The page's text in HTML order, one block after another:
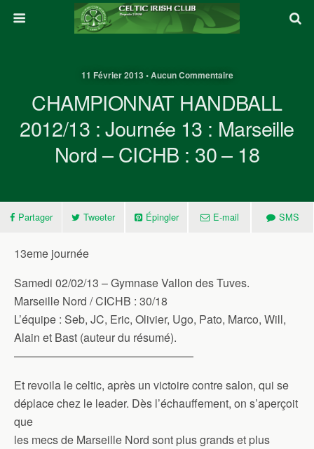
11 Février 2013 • Aucun Commentaire
CHAMPIONNAT HANDBALL
2012/13 : Journée 13 : Marseille
Nord – CICHB : 30 – 18
Partager Tweeter Épingler E-mail SMS
13eme journée
Samedi 02/02/13 – Gymnase Vallon des Tuves.
Marseille Nord / CICHB : 30/18
L’équipe : Seb, JC, Eric, Olivier, Ugo, Pato, Marco, Will,
Alain et Bast (auteur du résumé).
————————————————
Et revoila le celtic, après un victoire contre salon, qui se
déplace chez le leader. Dès l’échauffement, on s’aperçoit
que
les mecs de Marseille Nord sont plus grands et plus